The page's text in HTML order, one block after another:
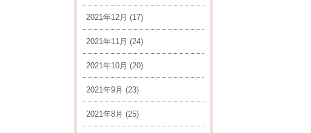
2021年12月 (17)
2021年11月 (24)
2021年10月 (20)
2021年9月 (23)
2021年8月 (25)